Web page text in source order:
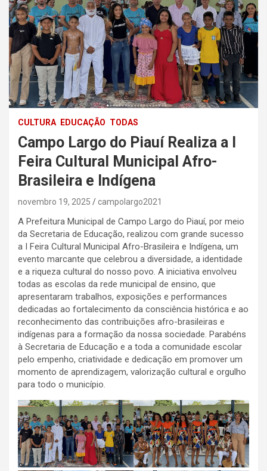
CULTURA EDUCAÇÃO TODAS
Campo Largo do Piauí Realiza a I
Feira Cultural Municipal Afro-
Brasileira e Indígena
novembro 19, 2025 campolargo2021
A Prefeitura Municipal de Campo Largo do Piauí, por meio
da Secretaria de Educação, realizou com grande sucesso
a I Feira Cultural Municipal Afro-Brasileira e Indígena, um
evento marcante que celebrou a diversidade, a identidade
e a riqueza cultural do nosso povo. A iniciativa envolveu
todas as escolas da rede municipal de ensino, que
apresentaram trabalhos, exposições e performances
dedicadas ao fortalecimento da consciência histórica e ao
reconhecimento das contribuições afro-brasileiras e
indígenas para a formação da nossa sociedade. Parabéns
à Secretaria de Educação e a toda a comunidade escolar
pelo empenho, criatividade e dedicação em promover um
momento de aprendizagem, valorização cultural e orgulho
para todo o município.